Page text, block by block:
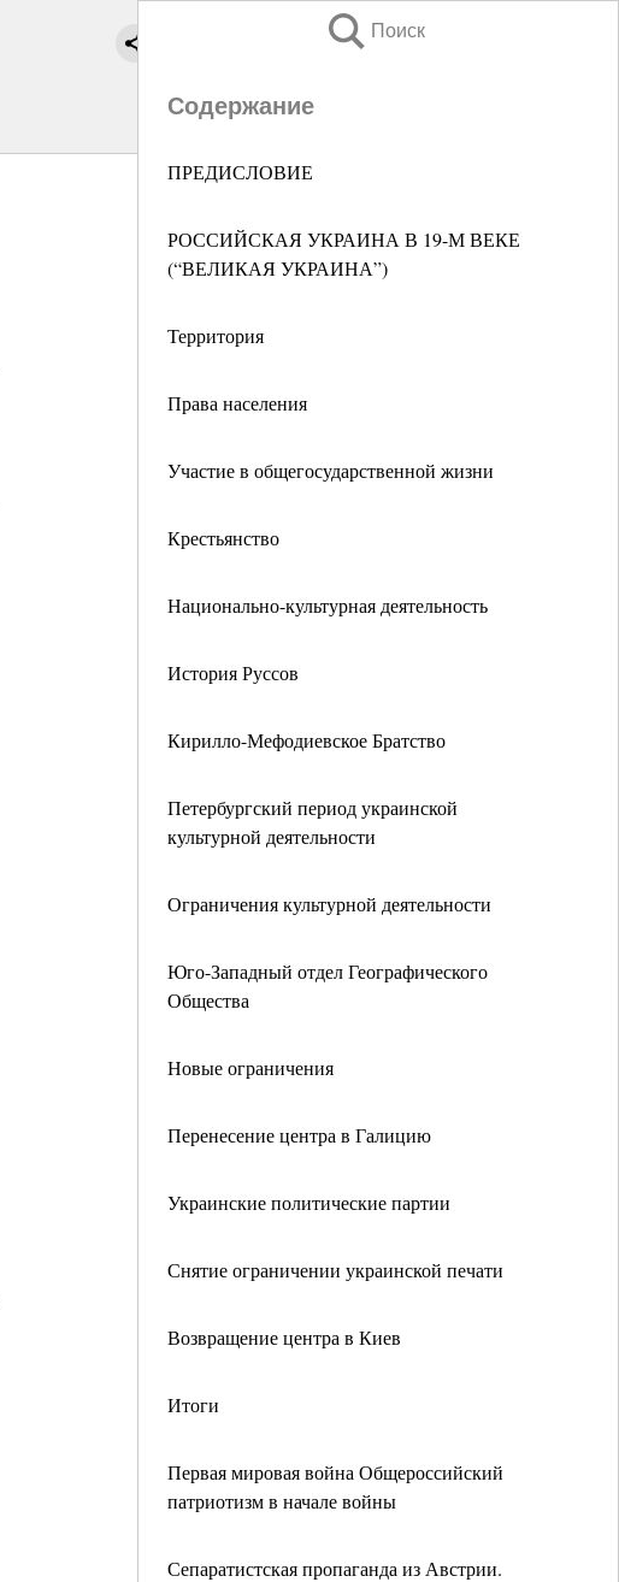
Поиск
Содержание
ПРЕДИСЛОВИЕ
РОССИЙСКАЯ УКРАИНА В 19-М ВЕКЕ
(“ВЕЛИКАЯ УКРАИНА”)
Территория
Права населения
Участие в общегосударственной жизни
Крестьянство
Национально-культурная деятельность
История Руссов
Кирилло-Мефодиевское Братство
Петербургский период украинской
культурной деятельности
Ограничения культурной деятельности
Юго-Западный отдел Географического
Общества
Новые ограничения
Перенесение центра в Галицию
Украинские политические партии
Снятие ограничении украинской печати
Возвращение центра в Киев
Итоги
Первая мировая война Общероссийский
патриотизм в начале войны
Сепаратистская пропаганда из Австрии.